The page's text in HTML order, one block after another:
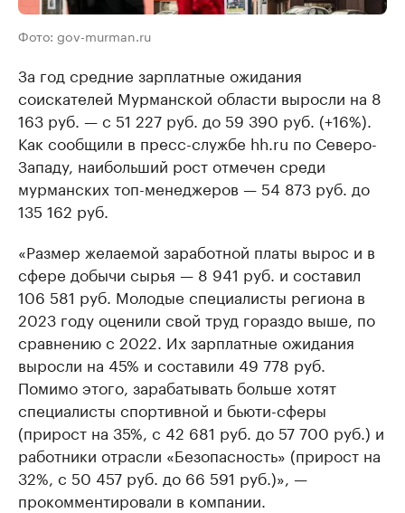
Фото: gov-murman.ru
За год средние зарплатные ожидания
соискателей Мурманской области выросли на 8
163 руб. — с 51 227 руб. до 59 390 руб. (+16%).
Как сообщили в пресс-службе hh.ru по Северо-
Западу, наибольший рост отмечен среди
мурманских топ-менеджеров — 54 873 руб. до
135 162 руб.
«Размер желаемой заработной платы вырос и в
сфере добычи сырья — 8 941 руб. и составил
106 581 руб. Молодые специалисты региона в
2023 году оценили свой труд гораздо выше, по
сравнению с 2022. Их зарплатные ожидания
выросли на 45% и составили 49 778 руб.
Помимо этого, зарабатывать больше хотят
специалисты спортивной и бьюти-сферы
(прирост на 35%, с 42 681 руб. до 57 700 руб.) и
работники отрасли «Безопасность» (прирост на
32%, с 50 457 руб. до 66 591 руб.)», —
прокомментировали в компании.